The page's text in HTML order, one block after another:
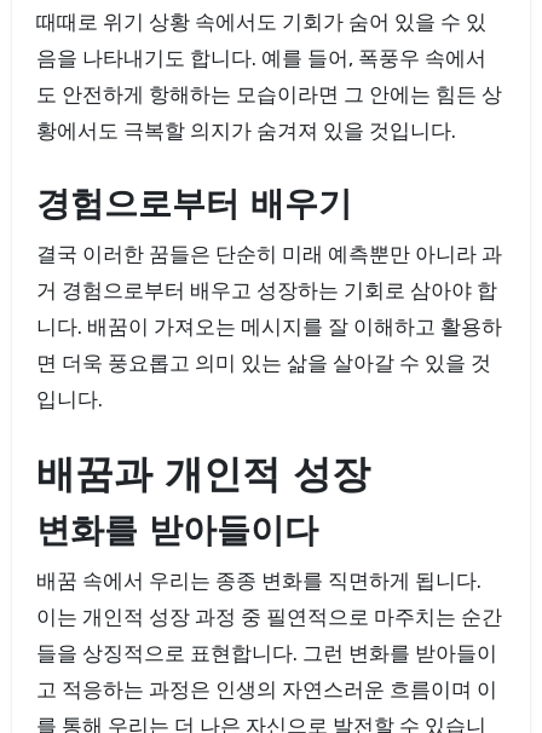
때때로 위기 상황 속에서도 기회가 숨어 있을 수 있
음을 나타내기도 합니다. 예를 들어, 폭풍우 속에서
도 안전하게 항해하는 모습이라면 그 안에는 힘든 상
황에서도 극복할 의지가 숨겨져 있을 것입니다.
경험으로부터 배우기
결국 이러한 꿈들은 단순히 미래 예측뿐만 아니라 과
거 경험으로부터 배우고 성장하는 기회로 삼아야 합
니다. 배꿈이 가져오는 메시지를 잘 이해하고 활용하
면 더욱 풍요롭고 의미 있는 삶을 살아갈 수 있을 것
입니다.
배꿈과 개인적 성장
변화를 받아들이다
배꿈 속에서 우리는 종종 변화를 직면하게 됩니다.
이는 개인적 성장 과정 중 필연적으로 마주치는 순간
들을 상징적으로 표현합니다. 그런 변화를 받아들이
고 적응하는 과정은 인생의 자연스러운 흐름이며 이
를 통해 우리는 더 나은 자신으로 발전할 수 있습니